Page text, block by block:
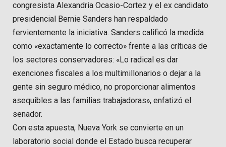
congresista Alexandria Ocasio-Cortez y el ex candidato
presidencial Bernie Sanders han respaldado
fervientemente la iniciativa. Sanders calificó la medida
como «exactamente lo correcto» frente a las críticas de
los sectores conservadores: «Lo radical es dar
exenciones fiscales a los multimillonarios o dejar a la
gente sin seguro médico, no proporcionar alimentos
asequibles a las familias trabajadoras», enfatizó el
senador.
Con esta apuesta, Nueva York se convierte en un
laboratorio social donde el Estado busca recuperar